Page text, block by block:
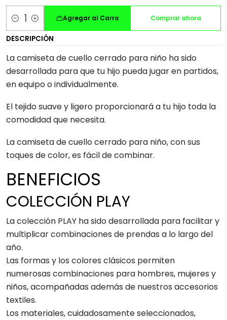
Cantidad
Agregar al Carro Comprar ahora
DESCRIPCIÓN
La camiseta de cuello cerrado para niño ha sido
desarrollada para que tu hijo pueda jugar en partidos,
en equipo o individualmente.
El tejido suave y ligero proporcionará a tu hijo toda la
comodidad que necesita.
La camiseta de cuello cerrado para niño, con sus
toques de color, es fácil de combinar.
BENEFICIOS
COLECCIÓN PLAY
La colección PLAY ha sido desarrollada para facilitar y
multiplicar combinaciones de prendas a lo largo del
año.
Las formas y los colores clásicos permiten
numerosas combinaciones para hombres, mujeres y
niños, acompañadas además de nuestros accesorios
textiles.
Los materiales, cuidadosamente seleccionados,